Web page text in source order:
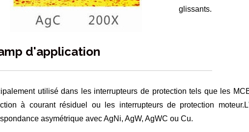
glissants.
d'application
utilisé dans les interrupteurs de protection tels que les
à courant résiduel ou les interrupteurs de protection
asymétrique avec AgNi, AgW, AgWC ou Cu.